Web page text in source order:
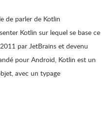
de parler de Kotlin
Kotlin sur lequel se base ce
par JetBrains et devenu
pour Android, Kotlin est un
avec un typage